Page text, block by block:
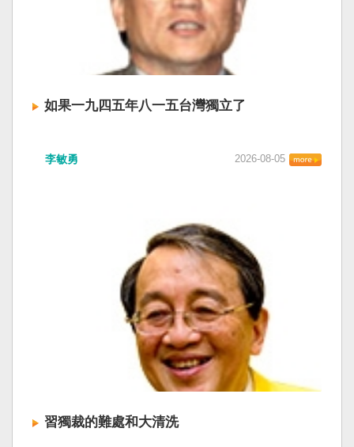
如果一九四五年八一五台灣獨立了
李敏勇 2026-08-05
習獨裁的難處和大清洗